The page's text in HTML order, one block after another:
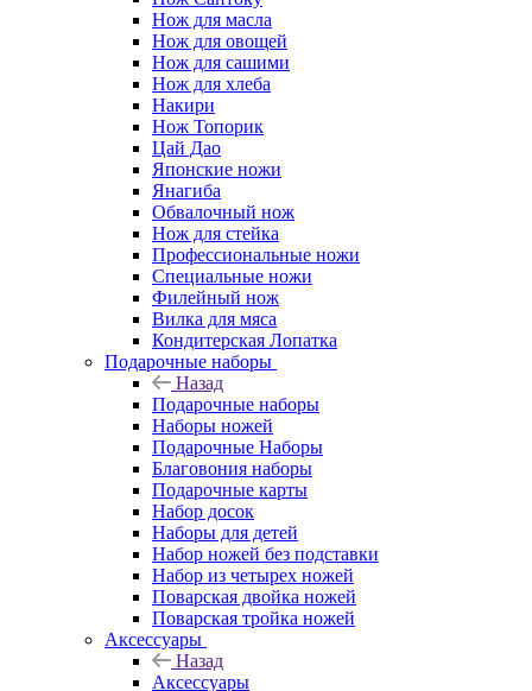
Нож для масла
Нож для овощей
Нож для сашими
Нож для хлеба
Накири
Нож Топорик
Цай Дао
Японские ножи
Янагиба
Обвалочный нож
Нож для стейка
Профессиональные ножи
Специальные ножи
Филейный нож
Вилка для мяса
Кондитерская Лопатка
Подарочные наборы
Назад
Подарочные наборы
Наборы ножей
Подарочные Наборы
Благовония наборы
Подарочные карты
Набор досок
Наборы для детей
Набор ножей без подставки
Набор из четырех ножей
Поварская двойка ножей
Поварская тройка ножей
Аксессуары
Назад
Аксессуары